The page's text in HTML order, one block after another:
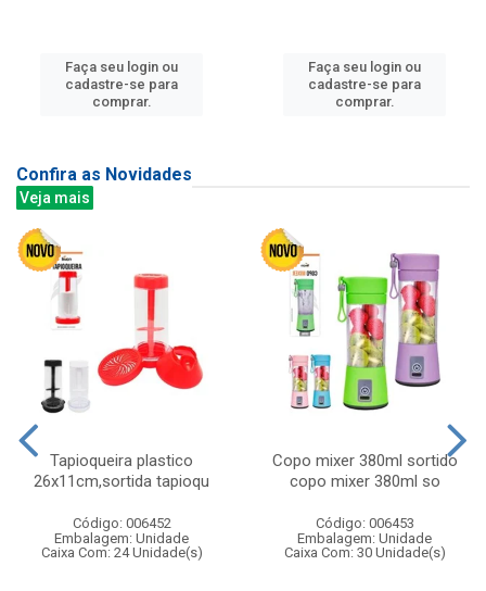
Faça seu login ou
cadastre-se para
comprar.
Faça seu login ou
cadastre-se para
comprar.
Confira as Novidades
Veja mais
Tapioqueira plastico
26x11cm,sortida tapioqu
Código: 006452
Embalagem: Unidade
Caixa Com: 24 Unidade(s)
Copo mixer 380ml sortido
copo mixer 380ml so
Código: 006453
Embalagem: Unidade
Caixa Com: 30 Unidade(s)